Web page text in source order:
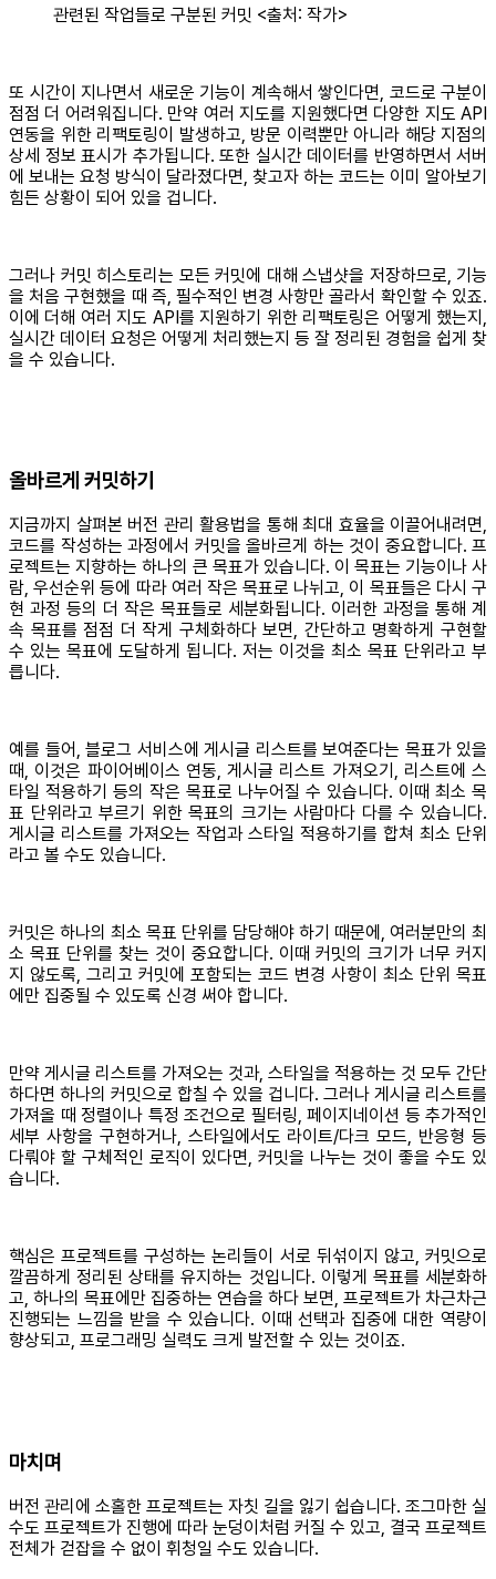
관련된 작업들로 구분된 커밋 <출처: 작가>
또 시간이 지나면서 새로운 기능이 계속해서 쌓인다면, 코드로 구분이
점점 더 어려워집니다. 만약 여러 지도를 지원했다면 다양한 지도 API
연동을 위한 리팩토링이 발생하고, 방문 이력뿐만 아니라 해당 지점의
상세 정보 표시가 추가됩니다. 또한 실시간 데이터를 반영하면서 서버
에 보내는 요청 방식이 달라졌다면, 찾고자 하는 코드는 이미 알아보기
힘든 상황이 되어 있을 겁니다.
그러나 커밋 히스토리는 모든 커밋에 대해 스냅샷을 저장하므로, 기능
을 처음 구현했을 때 즉, 필수적인 변경 사항만 골라서 확인할 수 있죠.
이에 더해 여러 지도 API를 지원하기 위한 리팩토링은 어떻게 했는지,
실시간 데이터 요청은 어떻게 처리했는지 등 잘 정리된 경험을 쉽게 찾
을 수 있습니다.
올바르게 커밋하기
지금까지 살펴본 버전 관리 활용법을 통해 최대 효율을 이끌어내려면,
코드를 작성하는 과정에서 커밋을 올바르게 하는 것이 중요합니다. 프
로젝트는 지향하는 하나의 큰 목표가 있습니다. 이 목표는 기능이나 사
람, 우선순위 등에 따라 여러 작은 목표로 나뉘고, 이 목표들은 다시 구
현 과정 등의 더 작은 목표들로 세분화됩니다. 이러한 과정을 통해 계
속 목표를 점점 더 작게 구체화하다 보면, 간단하고 명확하게 구현할
수 있는 목표에 도달하게 됩니다. 저는 이것을 최소 목표 단위라고 부
릅니다.
예를 들어, 블로그 서비스에 게시글 리스트를 보여준다는 목표가 있을
때, 이것은 파이어베이스 연동, 게시글 리스트 가져오기, 리스트에 스
타일 적용하기 등의 작은 목표로 나누어질 수 있습니다. 이때 최소 목
표 단위라고 부르기 위한 목표의 크기는 사람마다 다를 수 있습니다.
게시글 리스트를 가져오는 작업과 스타일 적용하기를 합쳐 최소 단위
라고 볼 수도 있습니다.
커밋은 하나의 최소 목표 단위를 담당해야 하기 때문에, 여러분만의 최
소 목표 단위를 찾는 것이 중요합니다. 이때 커밋의 크기가 너무 커지
지 않도록, 그리고 커밋에 포함되는 코드 변경 사항이 최소 단위 목표
에만 집중될 수 있도록 신경 써야 합니다.
만약 게시글 리스트를 가져오는 것과, 스타일을 적용하는 것 모두 간단
하다면 하나의 커밋으로 합칠 수 있을 겁니다. 그러나 게시글 리스트를
가져올 때 정렬이나 특정 조건으로 필터링, 페이지네이션 등 추가적인
세부 사항을 구현하거나, 스타일에서도 라이트/다크 모드, 반응형 등
다뤄야 할 구체적인 로직이 있다면, 커밋을 나누는 것이 좋을 수도 있
습니다.
핵심은 프로젝트를 구성하는 논리들이 서로 뒤섞이지 않고, 커밋으로
깔끔하게 정리된 상태를 유지하는 것입니다. 이렇게 목표를 세분화하
고, 하나의 목표에만 집중하는 연습을 하다 보면, 프로젝트가 차근차근
진행되는 느낌을 받을 수 있습니다. 이때 선택과 집중에 대한 역량이
향상되고, 프로그래밍 실력도 크게 발전할 수 있는 것이죠.
마치며
버전 관리에 소홀한 프로젝트는 자칫 길을 잃기 쉽습니다. 조그마한 실
수도 프로젝트가 진행에 따라 눈덩이처럼 커질 수 있고, 결국 프로젝트
전체가 걷잡을 수 없이 휘청일 수도 있습니다.